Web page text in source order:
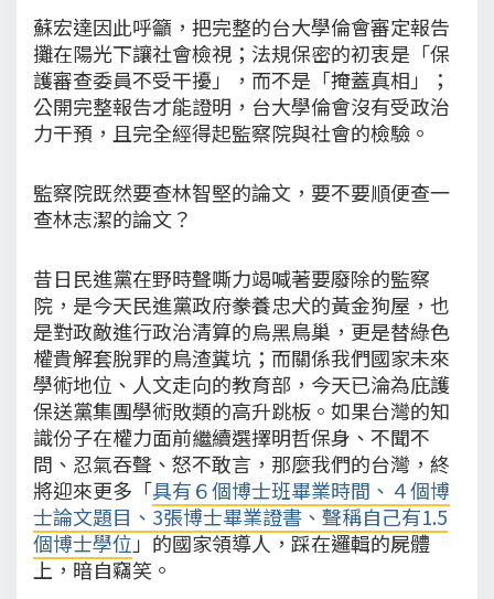
蘇宏達因此呼籲，把完整的台大學倫會審定報告
攤在陽光下讓社會檢視；法規保密的初衷是「保
護審查委員不受干擾」，而不是「掩蓋真相」；
公開完整報告才能證明，台大學倫會沒有受政治
力干預，且完全經得起監察院與社會的檢驗。
監察院既然要查林智堅的論文，要不要順便查一
查林志潔的論文？
昔日民進黨在野時聲嘶力竭喊著要廢除的監察
院，是今天民進黨政府豢養忠犬的黃金狗屋，也
是對政敵進行政治清算的烏黑鳥巢，更是替綠色
權貴解套脫罪的鳥渣糞坑；而關係我們國家未來
學術地位、人文走向的教育部，今天已淪為庇護
保送黨集團學術敗類的高升跳板。如果台灣的知
識份子在權力面前繼續選擇明哲保身、不聞不
問、忍氣吞聲、怒不敢言，那麼我們的台灣，終
將迎來更多「具有６個博士班畢業時間、４個博
士論文題目、3張博士畢業證書、聲稱自己有1.5
個博士學位」的國家領導人，踩在邏輯的屍體
上，暗自竊笑。